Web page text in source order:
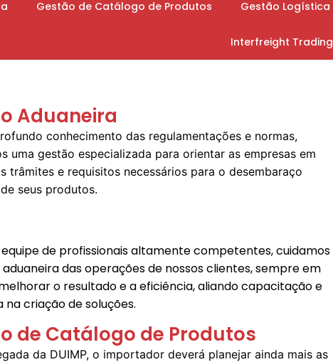
Gestão de Catálogo de Produtos Gestão Logística
Interfreight Trading
Aduaneira
conhecimento das regulamentações e normas,
uma gestão especializada para orientar as empresas em
trâmites e requisitos necessários para o desembaraço
seus produtos.
de profissionais altamente competentes, cuidamos
das operações de nossos clientes, sempre em
o resultado e a eficiência, aliando capacitação e
na criação de soluções.
de Catálogo de Produtos
da DUIMP, o importador deverá planejar ainda mais as